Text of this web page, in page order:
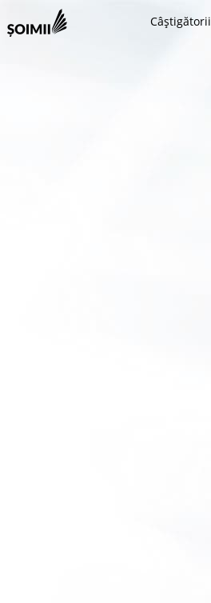
Câștigătorii